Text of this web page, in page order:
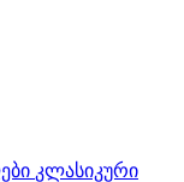
კლასიკური